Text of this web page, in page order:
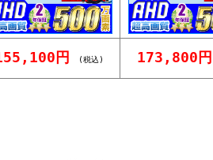
円 (税込) 173,800円